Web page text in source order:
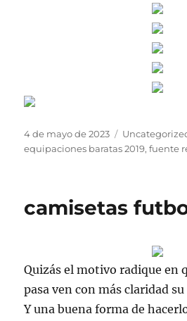
Publicado
el
4 de mayo de 2023 Categorías
equipaciones baratas 2019,fuente
camisetas
Quizás el motivo radique en
pasa ven con más claridad
Y una buena forma de